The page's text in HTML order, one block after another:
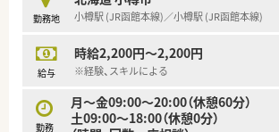
勤務地 小樽駅 (JR函館本線)／小樽駅 (JR函館本線)
給与
時給2,200円～2,200円
※経験、スキルによる
勤務
月～金09:00〜20:00（休憩60分）
土09:00〜18:00（休憩0分）